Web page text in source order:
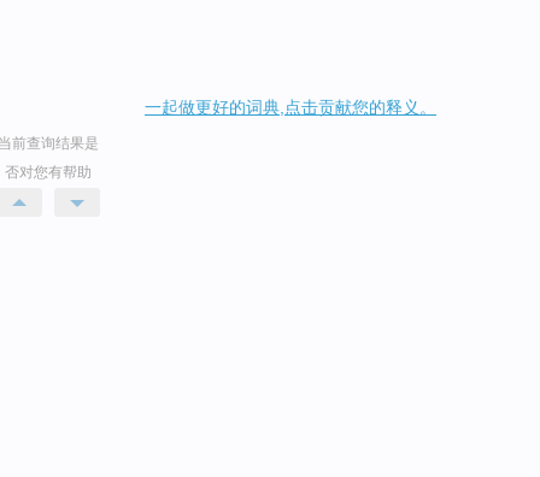
前查询结果是
否对您有帮助
一起做更好的词典,点击贡献您的释义。